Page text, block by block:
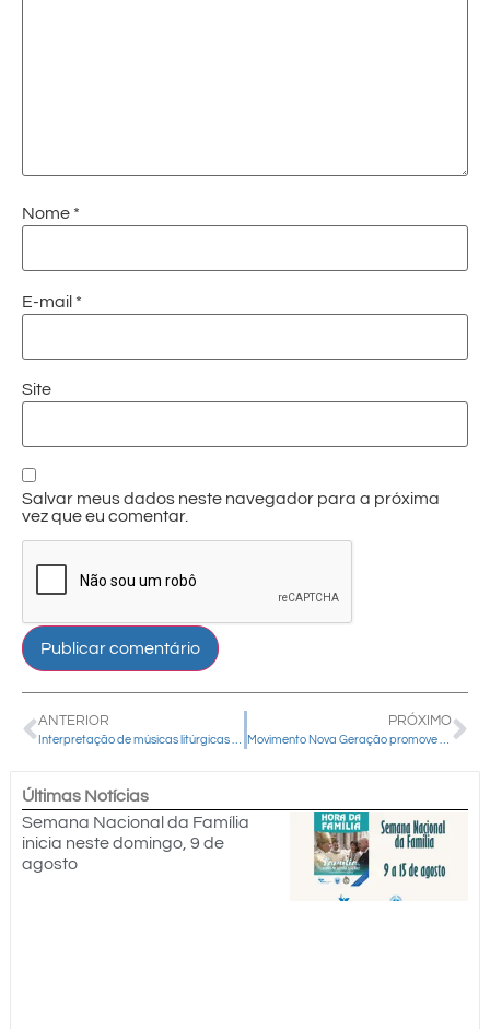
Nome *
E-mail *
Site
Salvar meus dados neste navegador para a próxima
vez que eu comentar.
ANTERIOR
Interpretação de músicas litúrgicas em Libras será tema de formação
PRÓXIMO
Movimento Nova Geração promove retiro em comemoração aos dois anos de missão
Últimas Notícias
Semana Nacional da Família
inicia neste domingo, 9 de
agosto